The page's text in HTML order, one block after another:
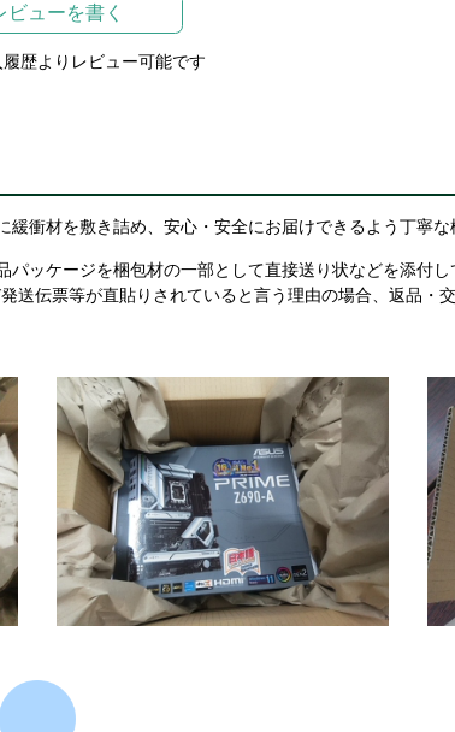
ビューを書く
歴よりレビュー可能です
衝材を敷き詰め、安心・安全にお届けできるよう丁寧な
ッケージを梱包材の一部として直接送り状などを添付
伝票等が直貼りされていると言う理由の場合、返品・